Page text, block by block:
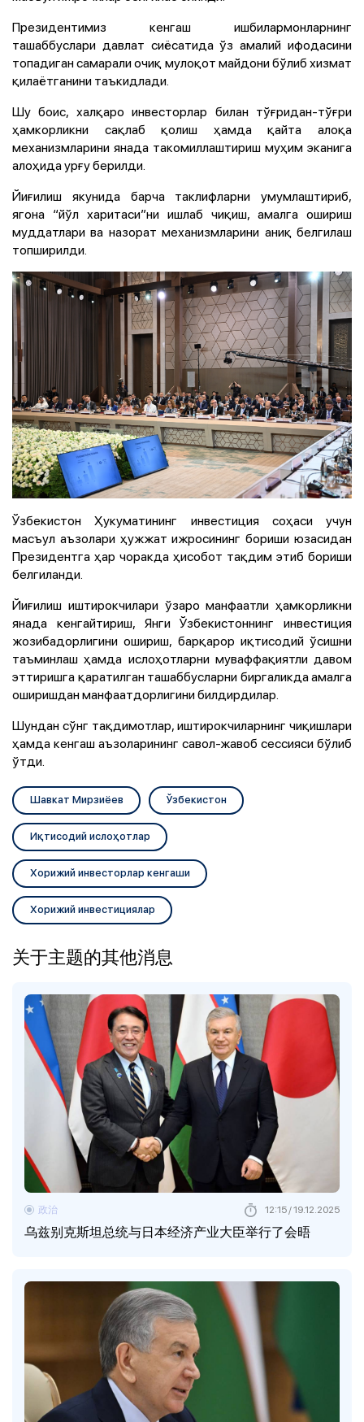
Президентимиз кенгаш ишбилармонларнинг
ташаббуслари давлат сиёсатида ўз амалий ифодасини
топадиган самарали очиқ мулоқот майдони бўлиб хизмат
қилаётганини таъкидлади.
Шу боис, халқаро инвесторлар билан тўғридан-тўғри
ҳамкорликни сақлаб қолиш ҳамда қайта алоқа
механизмларини янада такомиллаштириш муҳим эканига
алоҳида урғу берилди.
Йиғилиш якунида барча таклифларни умумлаштириб,
ягона “йўл харитаси”ни ишлаб чиқиш, амалга ошириш
муддатлари ва назорат механизмларини аниқ белгилаш
топширилди.
Ўзбекистон Ҳукуматининг инвестиция соҳаси учун
масъул аъзолари ҳужжат ижросининг бориши юзасидан
Президентга ҳар чоракда ҳисобот тақдим этиб бориши
белгиланди.
Йиғилиш иштирокчилари ўзаро манфаатли ҳамкорликни
янада кенгайтириш, Янги Ўзбекистоннинг инвестиция
жозибадорлигини ошириш, барқарор иқтисодий ўсишни
таъминлаш ҳамда ислоҳотларни муваффақиятли давом
эттиришга қаратилган ташаббусларни биргаликда амалга
оширишдан манфаатдорлигини билдирдилар.
Шундан сўнг тақдимотлар, иштирокчиларнинг чиқишлари
ҳамда кенгаш аъзоларининг савол-жавоб сессияси бўлиб
ўтди.
Шавкат Мирзиёев Ўзбекистон
Иқтисодий ислоҳотлар
Хорижий инвесторлар кенгаши
Хорижий инвестициялар
关于主题的其他消息
乌兹别克斯坦总统与日本经济产业大臣举行了会晤
政治 12:15 / 19.12.2025